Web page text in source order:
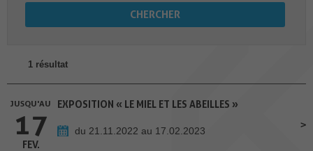
1 résultat
JUSQU'AU
17
FEV.
EXPOSITION « LE MIEL ET LES ABEILLES »
du 21.11.2022 au 17.02.2023